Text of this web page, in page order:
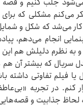
می‌کنم مشکلی که
کار می‌شد که شکل و
انجام می‌دهم،
به نظرم دلیلش هم این
سریال که بیشتر آن
یا فیلم تفاوتی
کنم. در تجربه
لحاظ جذابیت و